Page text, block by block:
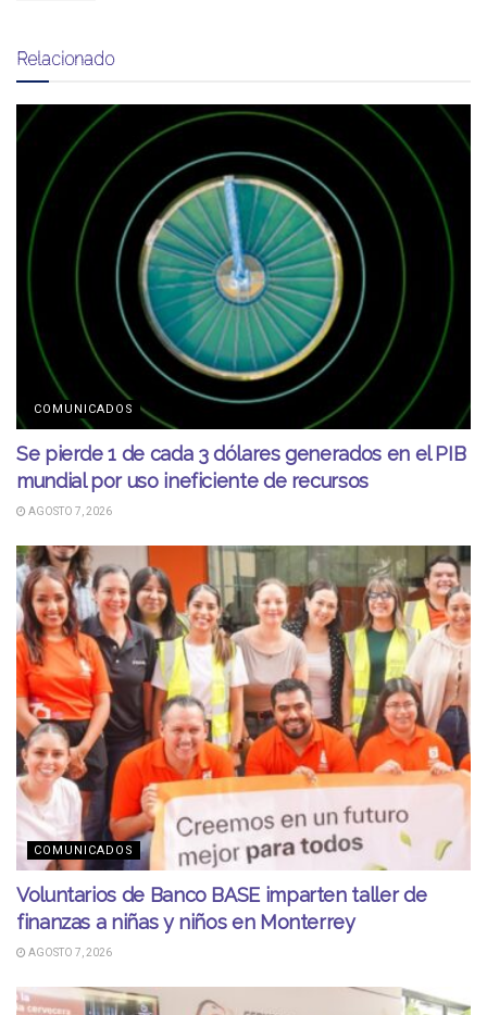
Relacionado
COMUNICADOS
Se pierde 1 de cada 3 dólares generados en el PIB
mundial por uso ineficiente de recursos
AGOSTO 7, 2026
COMUNICADOS
Voluntarios de Banco BASE imparten taller de
finanzas a niñas y niños en Monterrey
AGOSTO 7, 2026